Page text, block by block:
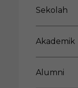
Sekolah
Akademik
Alumni